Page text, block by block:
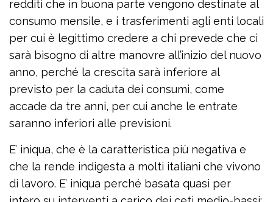
redditi che in buona parte vengono destinate al
consumo mensile, e i trasferimenti agli enti locali
per cui è legittimo credere a chi prevede che ci
sarà bisogno di altre manovre all’inizio del nuovo
anno, perché la crescita sarà inferiore al
previsto per la caduta dei consumi, come
accade da tre anni, per cui anche le entrate
saranno inferiori alle previsioni.
E’ iniqua, che è la caratteristica più negativa e
che la rende indigesta a molti italiani che vivono
di lavoro. E’ iniqua perché basata quasi per